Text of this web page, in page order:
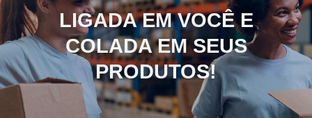
LIGADA EM VOCÊ E
COLADA EM SEUS
PRODUTOS!